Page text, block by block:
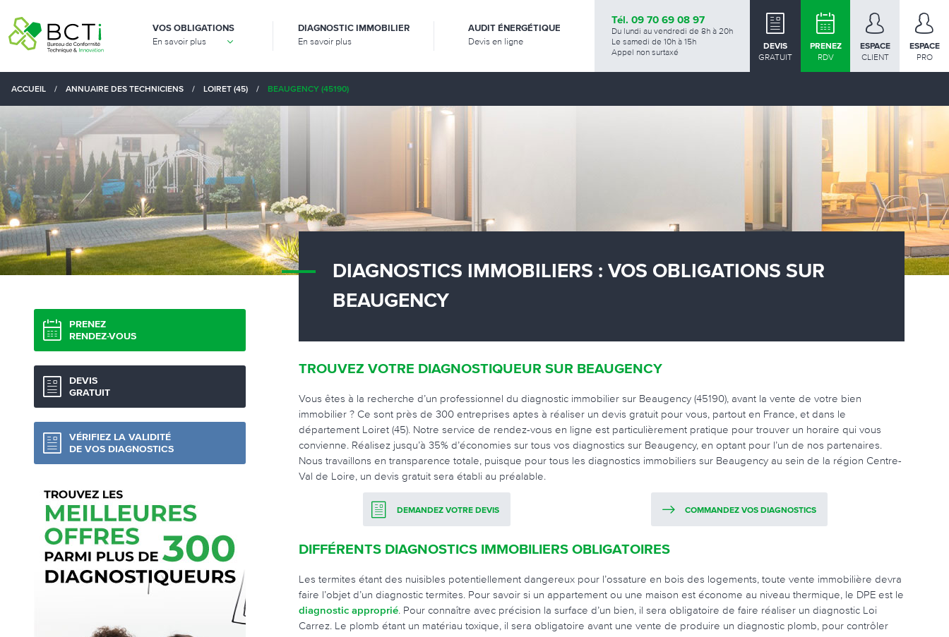
VOS OBLIGATIONS
En savoir plus
DIAGNOSTIC IMMOBILIER
En savoir plus
AUDIT ÉNERGÉTIQUE
Devis en ligne
Tél. 09 70 69 08 97
Du lundi au vendredi de 8h à 20h
Le samedi de 10h à 15h
Appel non surtaxé
DEVIS
GRATUIT
PRENEZ
RDV
ESPACE
CLIENT
ESPACE
PRO
ACCUEIL / ANNUAIRE DES TECHNICIENS / LOIRET (45) / BEAUGENCY (45190)
PRENEZ
RENDEZ-VOUS
DEVIS
GRATUIT
VÉRIFIEZ LA VALIDITÉ
DE VOS DIAGNOSTICS
DIAGNOSTICS IMMOBILIERS : VOS OBLIGATIONS SUR
BEAUGENCY
TROUVEZ VOTRE DIAGNOSTIQUEUR SUR BEAUGENCY
Vous êtes à la recherche d’un professionnel du diagnostic immobilier sur Beaugency (45190), avant la vente de votre bien
immobilier ? Ce sont près de 300 entreprises aptes à réaliser un devis gratuit pour vous, partout en France, et dans le
département Loiret (45). Notre service de rendez-vous en ligne est particulièrement pratique pour trouver un horaire qui vous
convienne. Réalisez jusqu’à 35% d’économies sur tous vos diagnostics sur Beaugency, en optant pour l’un de nos partenaires.
Nous travaillons en transparence totale, puisque pour tous les diagnostics immobiliers sur Beaugency au sein de la région Centre-
Val de Loire, un devis gratuit sera établi au préalable.
DEMANDEZ VOTRE DEVIS COMMANDEZ VOS DIAGNOSTICS
DIFFÉRENTS DIAGNOSTICS IMMOBILIERS OBLIGATOIRES
Les termites étant des nuisibles potentiellement dangereux pour l’ossature en bois des logements, toute vente immobilière devra
faire l’objet d’un diagnostic termites. Pour savoir si un appartement ou une maison est économe au niveau thermique, le DPE est le
diagnostic approprié. Pour connaître avec précision la surface d’un bien, il sera obligatoire de faire réaliser un diagnostic Loi
Carrez. Le plomb étant un matériau toxique, il sera obligatoire avant une vente de produire un diagnostic plomb, pour contrôler